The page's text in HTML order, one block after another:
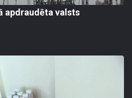
apdraudēta valsts